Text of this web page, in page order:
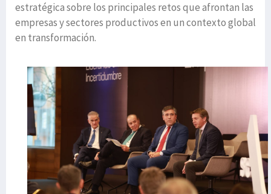
estratégica sobre los principales retos que afrontan las
empresas y sectores productivos en un contexto global
en transformación.